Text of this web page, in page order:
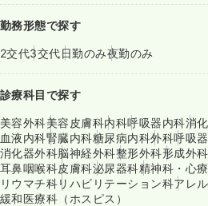
勤務形態で探す
2交代3交代日勤のみ夜勤のみ
診療科目で探す
美容外科美容皮膚科内科呼吸器内科消
血液内科腎臓内科糖尿病内科外科呼吸
消化器外科脳神経外科整形外科形成外科
耳鼻咽喉科皮膚科泌尿器科精神科・心
リウマチ科リハビリテーション科アレ
緩和医療科（ホスピス）